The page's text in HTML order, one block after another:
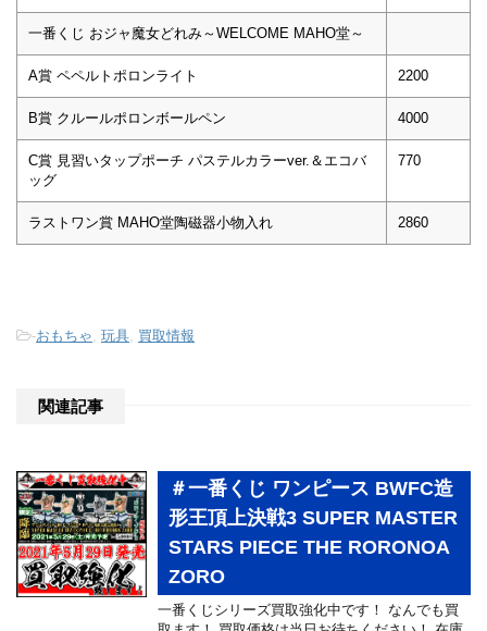
一番くじ おジャ魔女どれみ～WELCOME MAHO堂～
A賞 ペペルトポロンライト 2200
B賞 クルールポロンボールペン 4000
C賞 見習いタップポーチ パステルカラーver.＆エコバ
ッグ
770
ラストワン賞 MAHO堂陶磁器小物入れ 2860
-おもちゃ 玩具 買取情報
関連記事
＃一番くじ ワンピース BWFC造
形王頂上決戦3 SUPER MASTER
STARS PIECE THE RORONOA
ZORO
一番くじシリーズ買取強化中です！ なんでも買